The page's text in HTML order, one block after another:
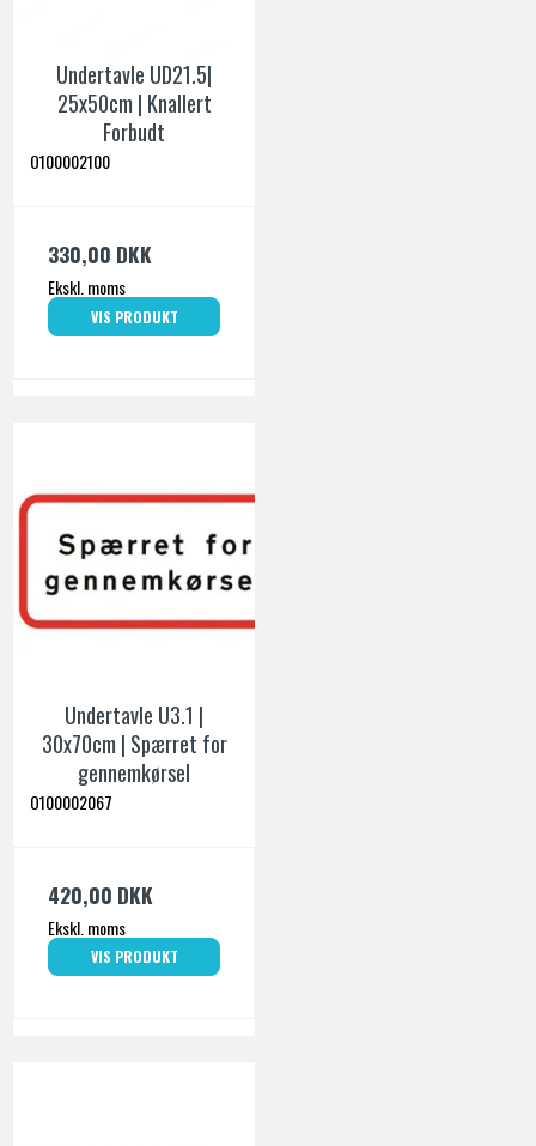
Undertavle UD21.5|
25x50cm | Knallert
Forbudt
O100002100
330,00 DKK
Ekskl. moms
VIS PRODUKT
Undertavle U3.1 |
30x70cm | Spærret for
gennemkørsel
O100002067
420,00 DKK
Ekskl. moms
VIS PRODUKT